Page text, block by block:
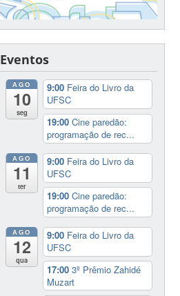
Eventos
AGO
10
seg
9:00 Feira do Livro da
UFSC
19:00Cine paredão:
programação de rec...
AGO
11
ter
9:00 Feira do Livro da
UFSC
19:00Cine paredão:
programação de rec...
AGO
12
qua
9:00 Feira do Livro da
UFSC
17:003º Prêmio Zahidé
Muzart